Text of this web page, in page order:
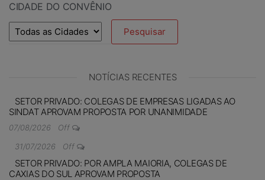
CIDADE DO CONVÊNIO
NOTÍCIAS RECENTES
SETOR PRIVADO: COLEGAS DE EMPRESAS LIGADAS AO
SINDAT APROVAM PROPOSTA POR UNANIMIDADE
07/08/2026
Off
31/07/2026
Off
SETOR PRIVADO: POR AMPLA MAIORIA, COLEGAS DE
CAXIAS DO SUL APROVAM PROPOSTA